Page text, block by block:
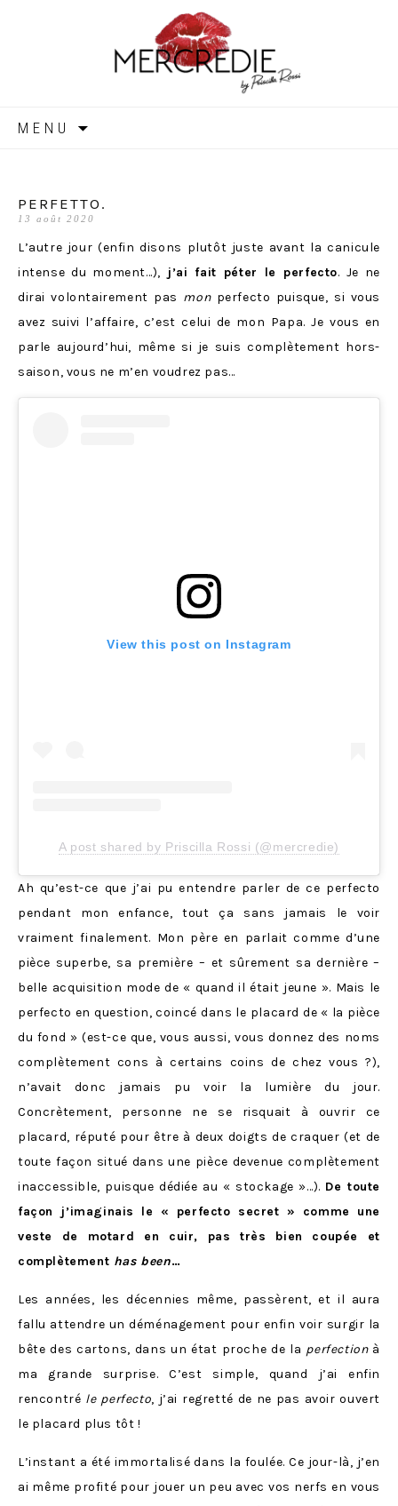
MERCREDIE
MENU
PERFETTO.
13 août 2020
L’autre jour (enfin disons plutôt juste avant la canicule
intense du moment…), j’ai fait péter le perfecto. Je ne
dirai volontairement pas monperfecto puisque, si vous
avez suivi l’affaire, c’est celui de mon Papa. Je vous en
parle aujourd’hui, même si je suis complètement hors-
saison, vous ne m’en voudrez pas…
View this post on Instagram
A post shared by Priscilla Rossi (@mercredie)
Ah qu’est-ce que j’ai pu entendre parler de ce perfecto
pendant mon enfance, tout ça sans jamais le voir
vraiment finalement. Mon père en parlait comme d’une
pièce superbe, sa première – et sûrement sa dernière –
belle acquisition mode de « quand il était jeune ». Mais le
perfecto en question, coincé dans le placard de « la pièce
du fond » (est-ce que, vous aussi, vous donnez des noms
complètement cons à certains coins de chez vous ?),
n’avait donc jamais pu voir la lumière du jour.
Concrètement, personne ne se risquait à ouvrir ce
placard, réputé pour être à deux doigts de craquer (et de
toute façon situé dans une pièce devenue complètement
inaccessible, puisque dédiée au « stockage »…). De toute
façon j’imaginais le « perfecto secret » comme une
veste de motard en cuir, pas très bien coupée et
complètement has been…
Les années, les décennies même, passèrent, et il aura
fallu attendre un déménagement pour enfin voir surgir la
bête des cartons, dans un état proche de la perfectionà
ma grande surprise. C’est simple, quand j’ai enfin
rencontré le perfecto, j’ai regretté de ne pas avoir ouvert
le placard plus tôt !
L’instant a été immortalisé dans la foulée. Ce jour-là, j’en
ai même profité pour jouer un peu avec vos nerfs en vous